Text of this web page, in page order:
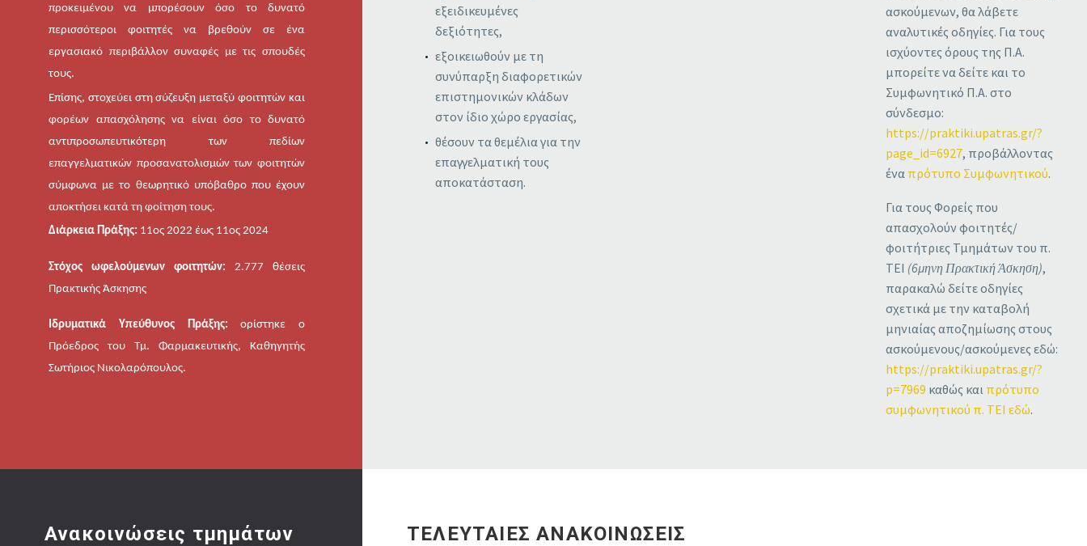
προκειμένου να μπορέσουν όσο το δυνατό
περισσότεροι φοιτητές να βρεθούν σε ένα
εργασιακό περιβάλλον συναφές με τις σπουδές
τους.
Επίσης, στοχεύει στη σύζευξη μεταξύ φοιτητών και
φορέων απασχόλησης να είναι όσο το δυνατό
αντιπροσωπευτικότερη των πεδίων
επαγγελματικών προσανατολισμών των φοιτητών
σύμφωνα με το θεωρητικό υπόβαθρο που έχουν
αποκτήσει κατά τη φοίτηση τους.
Διάρκεια Πράξης: 11ος 2022 έως 11ος 2024
Στόχος ωφελούμενων φοιτητών: 2.777 θέσεις
Πρακτικής Άσκησης
Ιδρυματικά Υπεύθυνος Πράξης:
ορίστηκε ο
Πρόεδρος του Τμ. Φαρμακευτικής, Καθηγητής
Σωτήριος Νικολαρόπουλος.
εξειδικευμένες
δεξιότητες,
εξοικειωθούν με τη
συνύπαρξη διαφορετικών
επιστημονικών κλάδων
στον ίδιο χώρο εργασίας,
θέσουν τα θεμέλια για την
επαγγελματική τους
αποκατάσταση.
ασκούμενων, θα λάβετε
αναλυτικές οδηγίες. Για τους
ισχύοντες όρους της Π.Α.
μπορείτε να δείτε και το
Συμφωνητικό Π.Α. στο
σύνδεσμο:
https://praktiki.upatras.gr/?
page_id=6927, προβάλλοντας
ένα πρότυπο Συμφωνητικού.
Για τους Φορείς που
απασχολούν φοιτητές/
φοιτήτριες Τμημάτων του π.
ΤΕΙ (6μηνη Πρακτική Άσκηση),
παρακαλώ δείτε οδηγίες
σχετικά με την καταβολή
μηνιαίας αποζημίωσης στους
ασκούμενους/ασκούμενες εδώ:
https://praktiki.upatras.gr/?
p=7969 καθώς και πρότυπο
συμφωνητικού π. ΤΕΙ εδώ.
Ανακοινώσεις τμημάτων ΤΕΛΕΥΤΑΙΕΣ ΑΝΑΚΟΙΝΩΣΕΙΣ